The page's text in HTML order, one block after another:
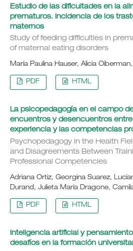
Estudio de las dificultades en la
prematuros. Incidencia de los
maternos
Study of feeding difficulties in
of maternal eating disorders
María Paulina Hauser, Alicia
PDF HTML
La psicopedagogía en el campo
encuentros y desencuentros
experiencia y las competencias
Psychopedagogy in the Health
and Disagreements Between
Professional Competencies
Adriana Ortiz, Georgina Suarez,
Durand, Julieta María Dragone,
PDF HTML
Inteligencia artificial y
desafíos en la formación